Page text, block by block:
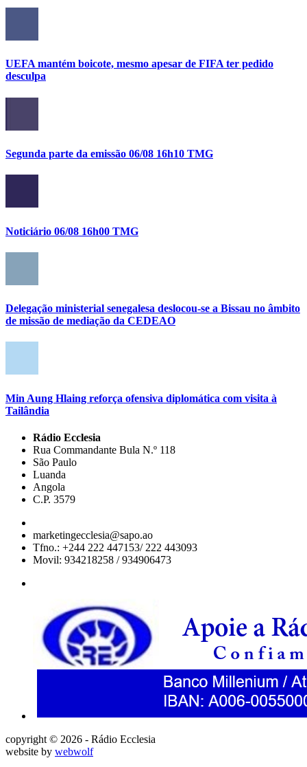
UEFA mantém boicote, mesmo apesar de FIFA ter pedido
desculpa
Segunda parte da emissão 06/08 16h10 TMG
Noticiário 06/08 16h00 TMG
Delegação ministerial senegalesa deslocou-se a Bissau no âmbito
de missão de mediação da CEDEAO
Min Aung Hlaing reforça ofensiva diplomática com visita à
Tailândia
Rádio Ecclesia
Rua Commandante Bula N.º 118
São Paulo
Luanda
Angola
C.P. 3579
marketingecclesia@sapo.ao
Tfno.: +244 222 447153/ 222 443093
Movil: 934218258 / 934906473
copyright © 2026 - Rádio Ecclesia
website by webwolf